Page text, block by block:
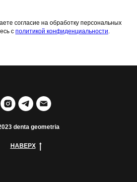
согласие на обработку персональных
c политикой конфиденциальности.
denta geometria
НАВЕРХ